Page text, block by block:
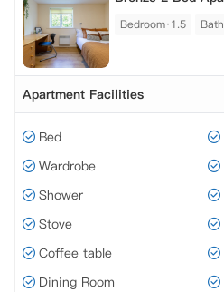
Bedroom·1.5
Apartment Facilities
Bed
Wardrobe
Shower
Stove
Coffee table
Dining Room